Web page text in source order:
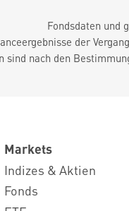
Fondsdaten und
der
sind nach den
Markets
Indizes & Aktien
Fonds